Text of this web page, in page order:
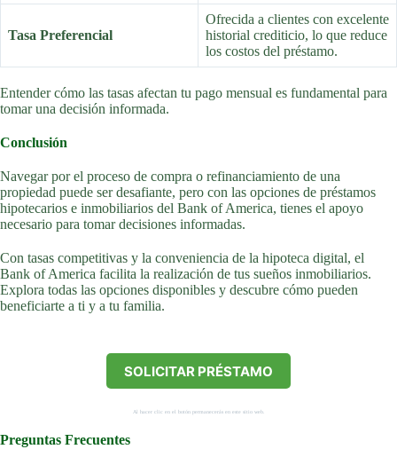
Tasa Preferencial
Ofrecida a clientes con excelente
historial crediticio, lo que reduce
los costos del préstamo.
Entender cómo las tasas afectan tu pago mensual es fundamental para
tomar una decisión informada.
Conclusión
Navegar por el proceso de compra o refinanciamiento de una
propiedad puede ser desafiante, pero con las opciones de préstamos
hipotecarios e inmobiliarios del Bank of America, tienes el apoyo
necesario para tomar decisiones informadas.
Con tasas competitivas y la conveniencia de la hipoteca digital, el
Bank of America facilita la realización de tus sueños inmobiliarios.
Explora todas las opciones disponibles y descubre cómo pueden
beneficiarte a ti y a tu familia.
SOLICITAR PRÉSTAMO
Al hacer clic en el botón permanecerás en este sitio web.
Preguntas Frecuentes